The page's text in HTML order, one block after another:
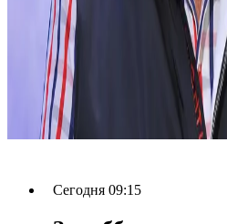
Сегодня 09:15